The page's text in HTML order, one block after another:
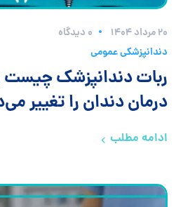
۲۰ مرداد ۱۴۰۴
0 دیدگاه
دندانپزشکی عمومی
ربات دندانپزشک چیست
درمان دندان را تغییر
ادامه مطلب